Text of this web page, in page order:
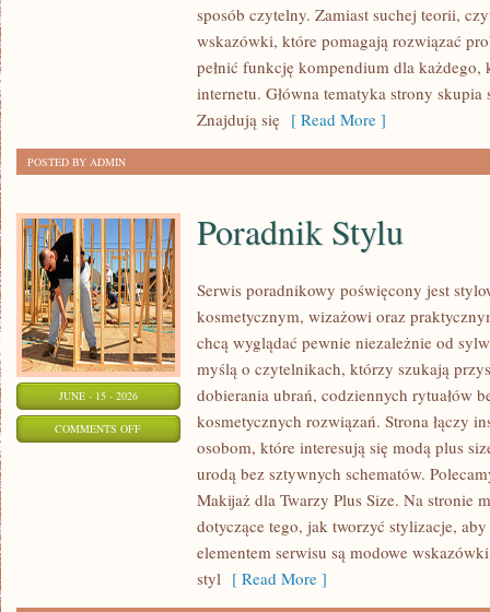
REGULACJE
INTERNECIE
sposób czytelny. Zamiast suchej teorii,
wskazówki, które pomagają rozwiązać
pełnić funkcję kompendium dla
internetu. Główna tematyka strony
Znajdują się [ Read More ]
POSTED BY ADMIN
JUNE - 15 - 2026
COMMENTS OFFON
Poradnik Stylu
Serwis poradnikowy poświęcony jest
kosmetycznym, wizażowi oraz
chcą wyglądać pewnie niezależnie od
myślą o czytelnikach, którzy szukają
dobierania ubrań, codziennych rytuałów
kosmetycznych rozwiązań. Strona łączy
osobom, które interesują się modą plus
urodą bez sztywnych schematów.
Makijaż dla Twarzy Plus Size. Na stronie
dotyczące tego, jak tworzyć stylizacje,
elementem serwisu są modowe
styl [ Read More ]